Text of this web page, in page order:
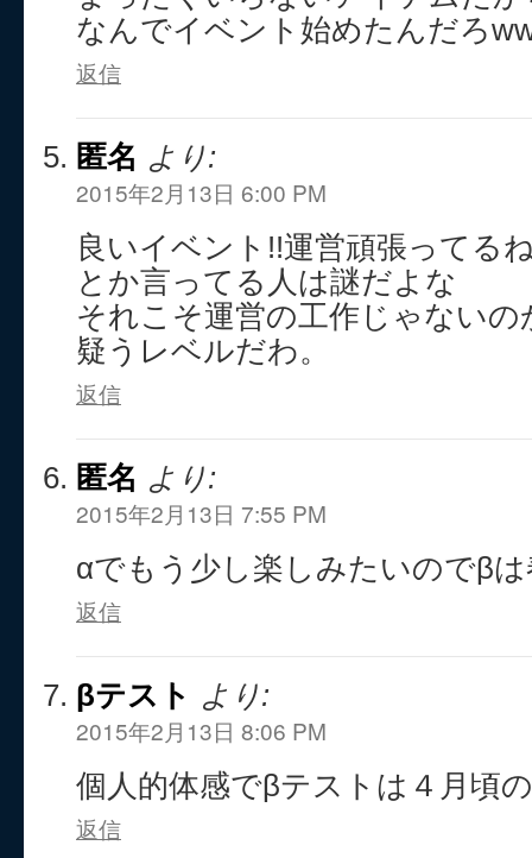
なんでイベント始めたんだろ
返信
匿名 より:
2015年2月13日 6:00 PM
良いイベント!!運営頑張ってる
とか言ってる人は謎だよな
それこそ運営の工作じゃないの
疑うレベルだわ。
返信
匿名 より:
2015年2月13日 7:55 PM
αでもう少し楽しみたいのでβ
返信
βテスト より:
2015年2月13日 8:06 PM
個人的体感でβテストは４月頃
返信